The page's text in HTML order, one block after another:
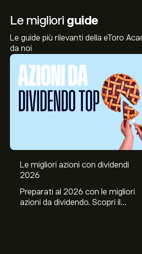
Le migliori guide
Le guide più rilevanti della eToro
da noi
Le migliori azioni con dividendi
2026
Preparati al 2026 con le migliori
azioni da dividendo. Scopri il